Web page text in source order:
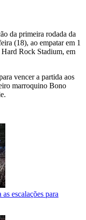
da primeira rodada da
(18), ao empatar em 1
Rock Stadium, em
vencer a partida aos
marroquino Bono
escalações para